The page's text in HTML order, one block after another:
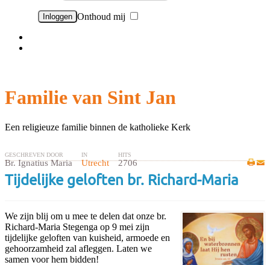
Onthoud mij
Familie van Sint Jan
Een religieuze familie binnen de katholieke Kerk
GESCHREVEN DOOR
Br. Ignatius Maria
IN
Utrecht
HITS
2706
Tijdelijke geloften br. Richard-Maria
We zijn blij om u mee te delen dat onze br.
Richard-Maria Stegenga op 9 mei zijn
tijdelijke geloften van kuisheid, armoede en
gehoorzamheid zal afleggen. Laten we
samen voor hem bidden!